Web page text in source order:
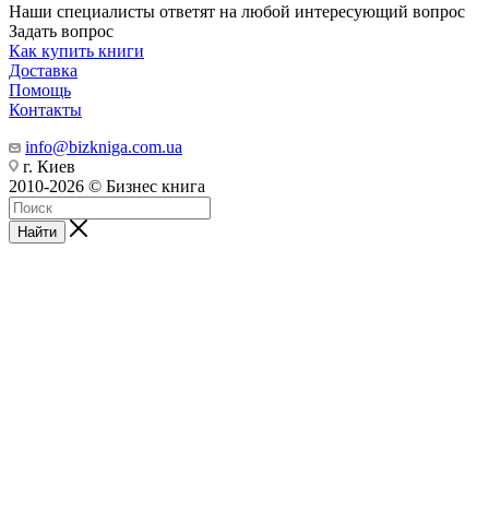
Наши специалисты ответят на любой интересующий вопрос
Задать вопрос
Как купить книги
Доставка
Помощь
Контакты
info@bizkniga.com.ua
г. Киев
2010-2026 © Бизнес книга
Найти